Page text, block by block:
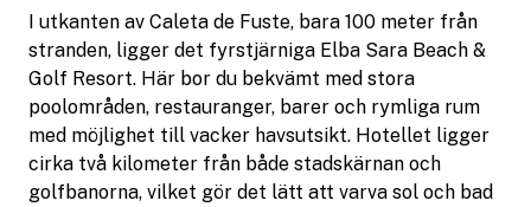
I utkanten av Caleta de Fuste, bara 100 meter från
stranden, ligger det fyrstjärniga Elba Sara Beach &
Golf Resort. Här bor du bekvämt med stora
poolområden, restauranger, barer och rymliga rum
med möjlighet till vacker havsutsikt. Hotellet ligger
cirka två kilometer från både stadskärnan och
golfbanorna, vilket gör det lätt att varva sol och bad